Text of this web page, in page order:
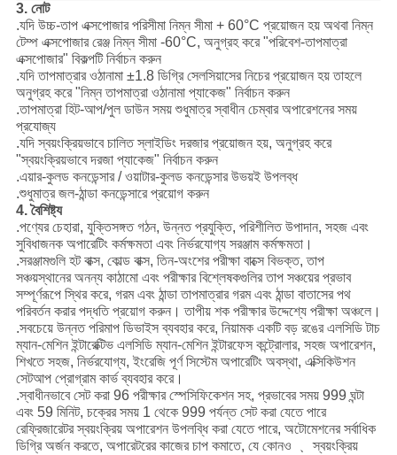
3. নোট
.যদি উচ্চ-তাপ এক্সপোজার পরিসীমা নিম্ন সীমা + 60°C প্রয়োজন হয় অথবা নিম্ন
টেম্প এক্সপোজার রেঞ্জ নিম্ন সীমা -60°C, অনুগ্রহ করে "পরিবেশ-তাপমাত্রা
এক্সপোজার" বিকল্পটি নির্বাচন করুন
.যদি তাপমাত্রার ওঠানামা ±1.8 ডিগ্রি সেলসিয়াসের নিচের প্রয়োজন হয় তাহলে
অনুগ্রহ করে "নিম্ন তাপমাত্রা ওঠানামা প্যাকেজ" নির্বাচন করুন
.তাপমাত্রা হিট-আপ/পুল ডাউন সময় শুধুমাত্র স্বাধীন চেম্বার অপারেশনের সময়
প্রযোজ্য
.যদি স্বয়ংক্রিয়ভাবে চালিত স্লাইডিং দরজার প্রয়োজন হয়, অনুগ্রহ করে
"স্বয়ংক্রিয়ভাবে দরজা প্যাকেজ" নির্বাচন করুন
.এয়ার-কুলড কনডেন্সার / ওয়াটার-কুলড কনডেন্সার উভয়ই উপলব্ধ
.শুধুমাত্র জল-ঠান্ডা কনডেন্সারে প্রয়োগ করুন
4. বৈশিষ্ট্য
.পণ্যের চেহারা, যুক্তিসঙ্গত গঠন, উন্নত প্রযুক্তি, পরিশীলিত উপাদান, সহজ এবং
সুবিধাজনক অপারেটিং কর্মক্ষমতা এবং নির্ভরযোগ্য সরঞ্জাম কর্মক্ষমতা।
.সরঞ্জামগুলি হট বাক্স, কোল্ড বাক্স, তিন-অংশের পরীক্ষা বাক্সে বিভক্ত, তাপ
সঞ্চয়স্থানের অনন্য কাঠামো এবং পরীক্ষার বিশ্লেষকগুলির তাপ সঞ্চয়ের প্রভাব
সম্পূর্ণরূপে স্থির করে, গরম এবং ঠান্ডা তাপমাত্রার গরম এবং ঠান্ডা বাতাসের পথ
পরিবর্তন করার পদ্ধতি প্রয়োগ করুন। তাপীয় শক পরীক্ষার উদ্দেশ্যে পরীক্ষা অঞ্চলে।
.সবচেয়ে উন্নত পরিমাপ ডিভাইস ব্যবহার করে, নিয়ামক একটি বড় রঙের এলসিডি টাচ
ম্যান-মেশিন ইন্টারেক্টিভ এলসিডি ম্যান-মেশিন ইন্টারফেস কন্ট্রোলার, সহজ অপারেশন,
শিখতে সহজ, নির্ভরযোগ্য, ইংরেজি পূর্ণ সিস্টেম অপারেটিং অবস্থা, এক্সিকিউশন
সেটআপ প্রোগ্রাম কার্ভ ব্যবহার করে।
.স্বাধীনভাবে সেট করা 96 পরীক্ষার স্পেসিফিকেশন সহ, প্রভাবের সময় 999 ঘন্টা
এবং 59 মিনিট, চক্রের সময় 1 থেকে 999 পর্যন্ত সেট করা যেতে পারে
রেফ্রিজারেটর স্বয়ংক্রিয় অপারেশন উপলব্ধি করা যেতে পারে, অটোমেশনের সর্বাধিক
ডিগ্রি অর্জন করতে, অপারেটরের কাজের চাপ কমাতে, যে কোনও ﹑ স্বয়ংক্রিয়